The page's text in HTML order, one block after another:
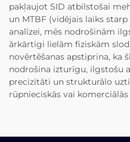
pakļaujot SID atbilstošai
un MTBF (vidējais laiks
analīzei, mēs nodrošinām
ārkārtīgi lielām fiziskām
novērtēšanas apstiprina, ka
nodrošina izturīgu, ilgstošu
precizitāti un strukturālo
rūpnieciskās vai